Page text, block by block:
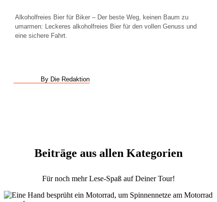
Alkoholfreies Bier für Biker – Der beste Weg, keinen Baum zu
umarmen: Leckeres alkoholfreies Bier für den vollen Genuss und
eine sichere Fahrt.
By Die Redaktion
Beiträge aus allen Kategorien
Für noch mehr Lese-Spaß auf Deiner Tour!